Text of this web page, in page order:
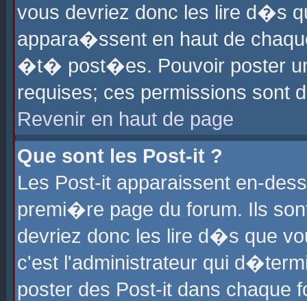
vous devriez donc les lire d�s
appara�ssent en haut de
�t� post�es. Pouvoir poster
requises; ces permissions sont
Revenir en haut de page
Que sont les Post-it ?
Les Post-it apparaissent en-
premi�re page du forum. Ils
devriez donc les lire d�s que
c'est l'administrateur qui
poster des Post-it dans chaque